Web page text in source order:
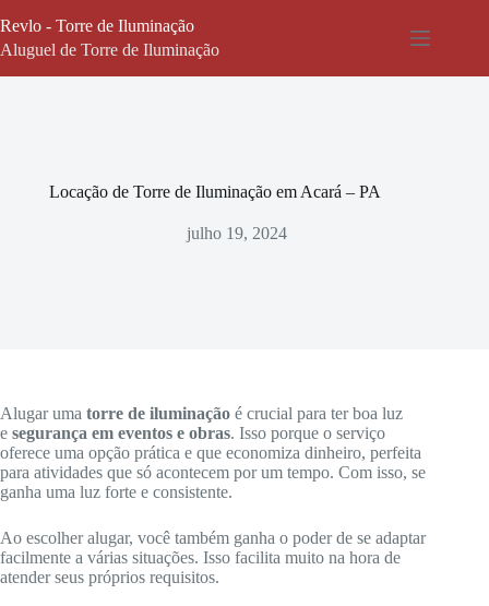
para
o
Revlo - Torre de Iluminação
Aluguel de Torre de Iluminação
Locação de Torre de Iluminação em Acará – PA
julho 19, 2024
Alugar uma torre de iluminação é crucial para ter boa luz
e segurança em eventos e obras. Isso porque o serviço
oferece uma opção prática e que economiza dinheiro, perfeita
para atividades que só acontecem por um tempo. Com isso, se
ganha uma luz forte e consistente.
Ao escolher alugar, você também ganha o poder de se adaptar
facilmente a várias situações. Isso facilita muito na hora de
atender seus próprios requisitos.